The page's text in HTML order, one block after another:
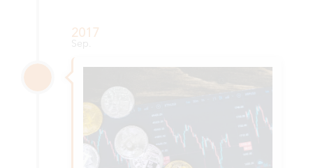
2017
Sep.